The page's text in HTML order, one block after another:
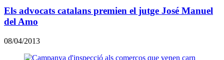
Els advocats catalans premien el jutge José Manuel
del Amo
08/04/2013